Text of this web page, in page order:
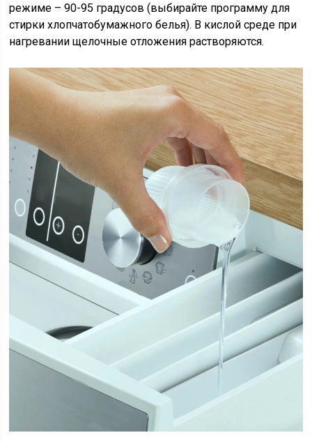
режиме – 90-95 градусов (выбирайте программу для
стирки хлопчатобумажного белья). В кислой среде при
нагревании щелочные отложения растворяются.